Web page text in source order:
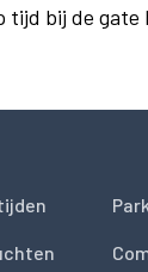
tijd bij de gate